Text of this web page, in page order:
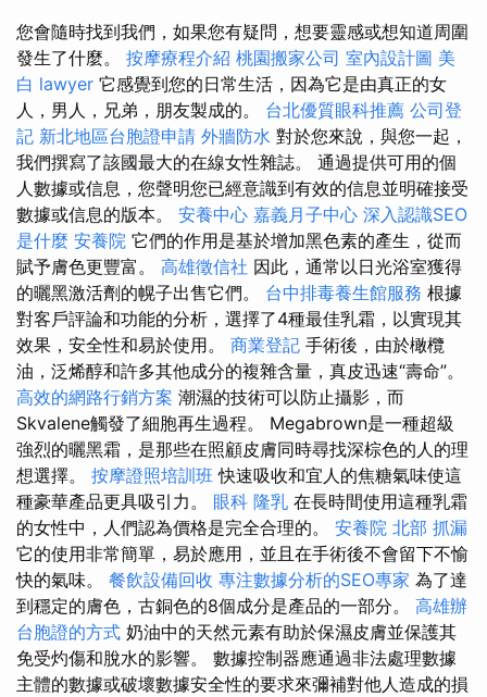
您會隨時找到我們，如果您有疑問，想要靈感或想知道周圍
發生了什麼。 按摩療程介紹 桃園搬家公司 室內設計圖 美
白 lawyer 它感覺到您的日常生活，因為它是由真正的女
人，男人，兄弟，朋友製成的。 台北優質眼科推薦 公司登
記 新北地區台胞證申請 外牆防水 對於您來說，與您一起，
我們撰寫了該國最大的在線女性雜誌。 通過提供可用的個
人數據或信息，您聲明您已經意識到有效的信息並明確接受
數據或信息的版本。 安養中心 嘉義月子中心 深入認識SEO
是什麼 安養院 它們的作用是基於增加黑色素的產生，從而
賦予膚色更豐富。 高雄徵信社 因此，通常以日光浴室獲得
的曬黑激活劑的幌子出售它們。 台中排毒養生館服務 根據
對客戶評論和功能的分析，選擇了4種最佳乳霜，以實現其
效果，安全性和易於使用。 商業登記 手術後，由於橄欖
油，泛烯醇和許多其他成分的複雜含量，真皮迅速“壽命”。
高效的網路行銷方案 潮濕的技術可以防止攝影，而
Skvalene觸發了細胞再生過程。 Megabrown是一種超級
強烈的曬黑霜，是那些在照顧皮膚同時尋找深棕色的人的理
想選擇。 按摩證照培訓班快速吸收和宜人的焦糖氣味使這
種豪華產品更具吸引力。 眼科 隆乳 在長時間使用這種乳霜
的女性中，人們認為價格是完全合理的。 安養院 北部 抓漏
它的使用非常簡單，易於應用，並且在手術後不會留下不愉
快的氣味。 餐飲設備回收 專注數據分析的SEO專家 為了達
到穩定的膚色，古銅色的8個成分是產品的一部分。 高雄辦
台胞證的方式 奶油中的天然元素有助於保濕皮膚並保護其
免受灼傷和脫水的影響。 數據控制器應通過非法處理數據
主體的數據或破壞數據安全性的要求來彌補對他人造成的損